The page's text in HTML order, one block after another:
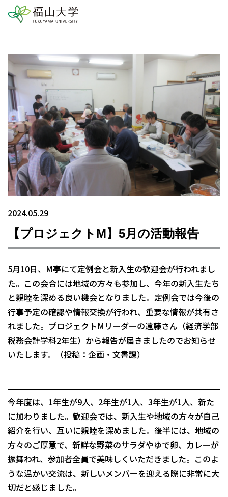
2024.05.29
【プロジェクトM】5月の活動報告
5月10日、M亭にて定例会と新入生の歓迎会が行われまし
た。この会合には地域の方々も参加し、今年の新入生たち
と親睦を深める良い機会となりました。定例会では今後の
行事予定の確認や情報交換が行われ、重要な情報が共有さ
れました。プロジェクトMリーダーの遠藤さん（経済学部
税務会計学科2年生）から報告が届きましたのでお知らせ
いたします。（投稿：企画・文書課）
今年度は、1年生が9人、2年生が1人、3年生が1人、新た
に加わりました。歓迎会では、新入生や地域の方々が自己
紹介を行い、互いに親睦を深めました。後半には、地域の
方々のご厚意で、新鮮な野菜のサラダやゆで卵、カレーが
振舞われ、参加者全員で美味しくいただきました。このよ
うな温かい交流は、新しいメンバーを迎える際に非常に大
切だと感じました。